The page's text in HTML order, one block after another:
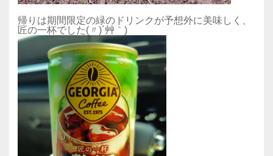
帰りは期間限定の緑のドリンクが予想外に美味しく、
匠の一杯でした(〃)´艸｀)